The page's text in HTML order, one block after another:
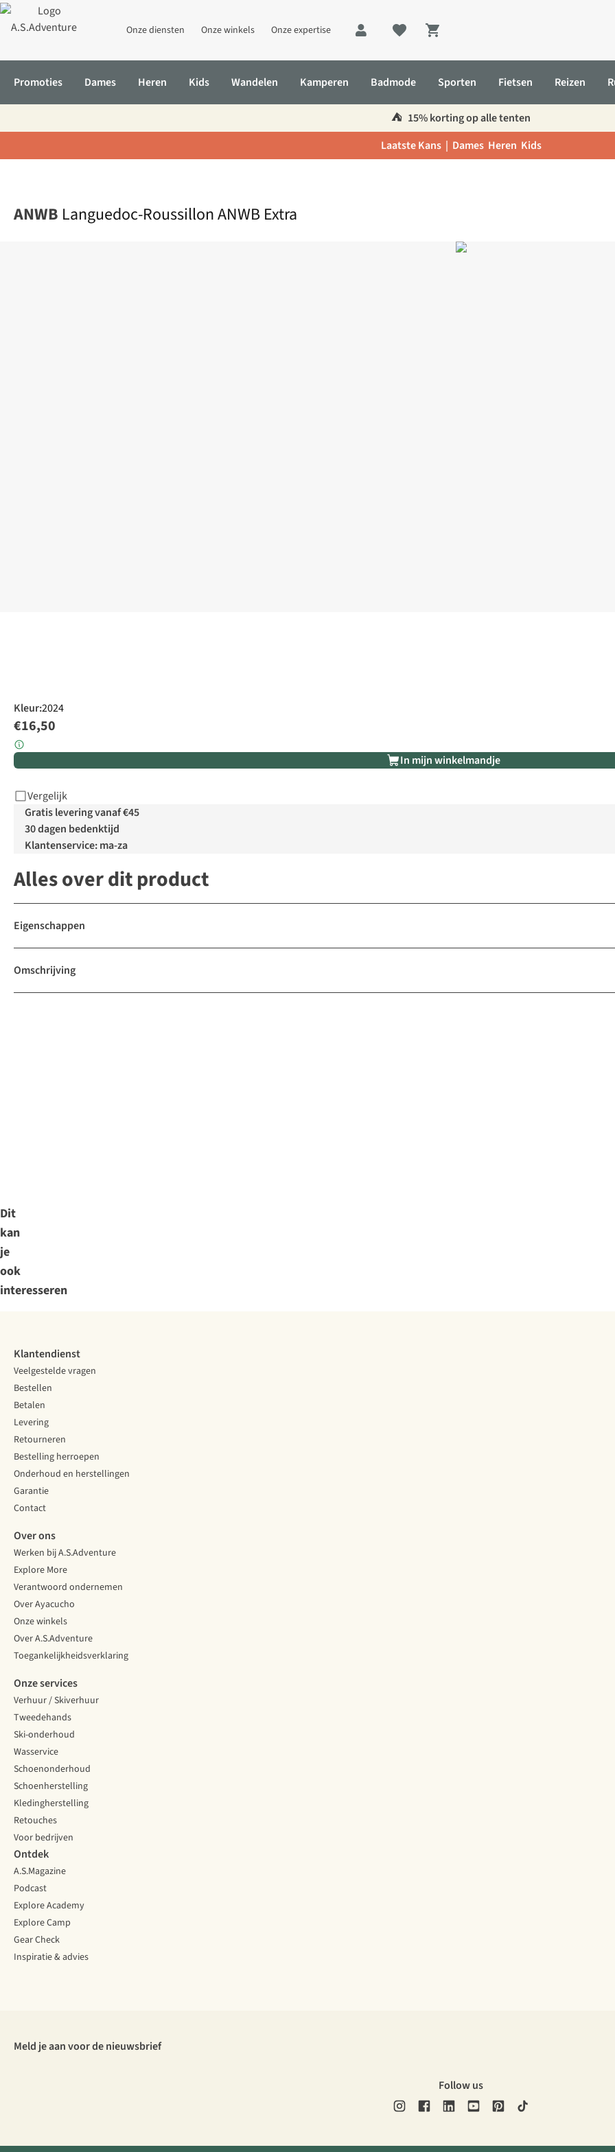
Onze diensten Onze winkels Onze expertise
Shopping cart
Promoties Dames Heren Kids Wandelen Kamperen Badmode Sporten Fietsen Reizen
⛺️ 15% korting op alle tenten
Laatste Kans | Dames Heren Kids
ANWB Languedoc-Roussillon ANWB Extra
Kleur:2024
€16,50
In mijn winkelmandje
Vergelijk
Gratis levering vanaf €45
30 dagen bedenktijd
Klantenservice: ma-za
Alles over dit product
Eigenschappen
Omschrijving
Dit
kan
je
ook
interesseren
Klantendienst
Veelgestelde vragen
Bestellen
Betalen
Levering
Retourneren
Bestelling herroepen
Onderhoud en herstellingen
Garantie
Contact
Over ons
Werken bij A.S.Adventure
Explore More
Verantwoord ondernemen
Over Ayacucho
Onze winkels
Over A.S.Adventure
Toegankelijkheidsverklaring
Onze services
Verhuur / Skiverhuur
Tweedehands
Ski-onderhoud
Wasservice
Schoenonderhoud
Schoenherstelling
Kledingherstelling
Retouches
Voor bedrijven
Ontdek
A.S.Magazine
Podcast
Explore Academy
Explore Camp
Gear Check
Inspiratie & advies
Meld je aan voor de nieuwsbrief
Follow us